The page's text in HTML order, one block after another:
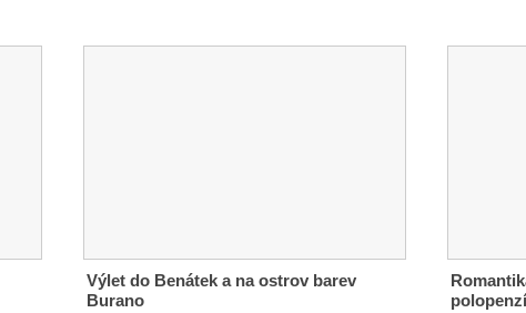
Výlet do Benátek a na ostrov barev
Burano